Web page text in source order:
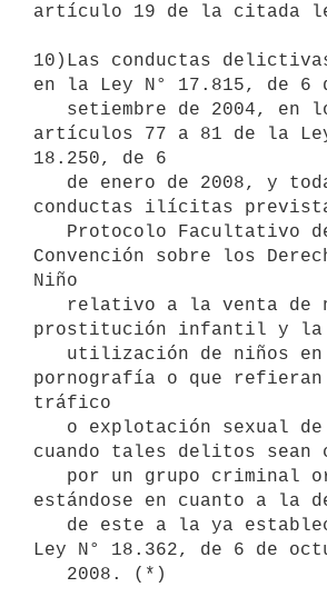
artículo 19 de la citada
10)Las conductas
en la Ley N° 17.815, de 6
artículos 77 a 81 de la
18.250, de 6
conductas ilícitas
Convención sobre los
Niño
prostitución infantil y la
pornografía o que
tráfico
cuando tales delitos sean
estándose en cuanto a la
Ley N° 18.362, de 6 de